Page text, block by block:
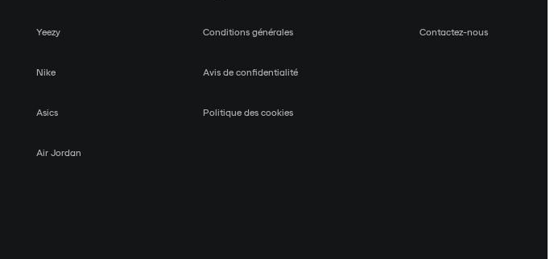
Yeezy
Nike
Asics
Air Jordan
Conditions générales
Avis de confidentialité
Politique des cookies
Contactez-nous